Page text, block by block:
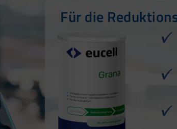
Für die
Für die